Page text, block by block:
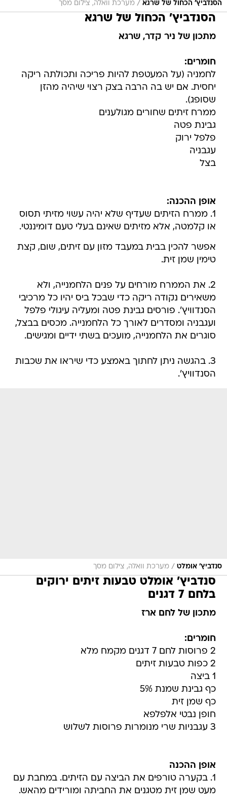
הסנדביץ' הכחול של שרגא / מערכת וואלה, צילום מסך
הסנדביץ' הכחול של שרגא
מתכון של ניר קדר, שרגא
חומרים:
לחמניה (על המעטפת להיות פריכה ותכולתה ריקה
יחסית. אם יש בה הרבה בצק רצוי שיהיה מהזן
שסופג).
ממרח זיתים שחורים מגולענים
גבינת פטה
פלפל ירוק
עגבניה
בצל
אופן ההכנה:
1. ממרח הזיתים שעדיף שלא יהיה עשוי מזיתי תסוס
או קלמטה, אלא מזיתים שאינם בעלי טעם דומיננטי.
אפשר להכין בבית במעבד מזון עם זיתים, שום, קצת
טימין שמן זית.
2. את הממרח מורחים על פנים הלחמנייה, ולא
משאירים נקודה ריקה כדי שבכל ביס יהיו כל מרכיבי
הסנדוויץ'. פורסים גבינת פטה ומעליה עיגולי פלפל
ועגבניה ומסדרים לאורך כל הלחמנייה. מכסים בבצל,
סוגרים את הלחמנייה, מועכים בשתי ידיים ומגישים.
3. בהגשה ניתן לחתוך באמצע כדי שיראו את שכבות
הסנדוויץ'.
סנדביץ' אומלט / מערכת וואלה, צילום מסך
סנדביץ' אומלט טבעות זיתים ירוקים
בלחם 7 דגנים
מתכון של לחם ארז
חומרים:
2 פרוסות לחם 7 דגנים מקמח מלא
2 כפות טבעות זיתים
1 ביצה
כף גבינת שמנת 5%
כף שמן זית
חופן נבטי אלפלפא
3 עגבניות שרי מנומרות פרוסות לשלוש
אופן ההכנה
1. בקערה טורפים את הביצה עם הזיתים. במחבת עם
מעט שמן זית מטגנים את החביתה ומורידים מהאש.